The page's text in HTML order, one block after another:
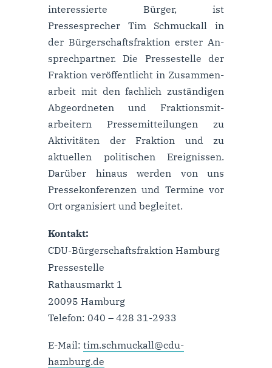
interessierte Bürger, ist
Pressesprecher Tim Schmuckall in
der Bürger­schafts­frak­tion erster An­
sprech­part­ner. Die Presse­stelle der
Frak­tion ve­röffent­licht in Zu­sammen­
arbeit mit den fach­lich zu­ständi­gen
Ab­geord­neten und Fraktions­mit­
arbei­tern Press­emit­teilung­en zu
Aktivi­täten der Frak­tion und zu
aktuellen politischen Er­eig­nissen.
Darüber hinaus werden von uns
Presse­kon­feren­zen und Termine vor
Ort organisiert und begleitet.
Kontakt:
CDU-Bürgerschaftsfraktion Hamburg
Pressestelle
Rathausmarkt 1
20095 Hamburg
Telefon: 040 – 428 31-2933
E-Mail: tim.schmuckall@cdu-
hamburg.de